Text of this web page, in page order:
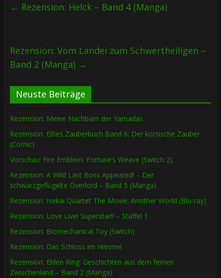
← Rezension: Helck – Band 4 (Manga)
Rezension: Vom Landei zum Schwertheiligen –
Band 2 (Manga) →
Neuste Beiträge
Rezension: Meine Nachbarn der Yamadas
Rezension: Elfies Zauberbuch Band 6: Der korsische Zauber
(Comic)
Vorschau: Fire Emblem: Fortune’s Weave (Switch 2)
Rezension: A Wild Last Boss Appeared! – Der
schwarzgeflügelte Overlord – Band 5 (Manga)
Rezension: Isekai Quartet The Movie: Another World (Blu-ray)
Rezension: Love Live! Superstar!! – Staffel 1
Rezension: Biomechanical Toy (Switch)
Rezension: Das Schloss im Himmel
Rezension: Elden Ring: Geschichten aus dem fernen
Zwischenland – Band 2 (Manga)